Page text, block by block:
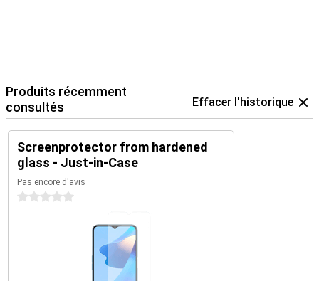
Produits récemment
consultés
Effacer l'historique
Screenprotector from hardened
glass - Just-in-Case
Pas encore d'avis
0 étoiles